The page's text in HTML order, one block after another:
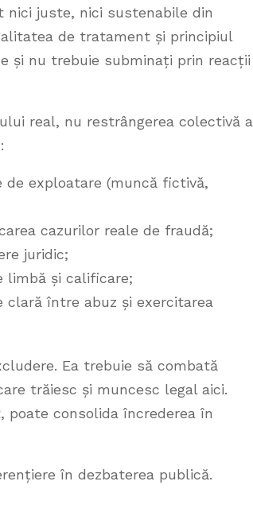
nici juste, nici sustenabile din
de tratament și principiul
și nu trebuie subminați prin reacții
real, nu restrângerea colectivă a
exploatare (muncă fictivă,
cazurilor reale de fraudă;
juridic;
limbă și calificare;
între abuz și exercitarea
Ea trebuie să combată
trăiesc și muncesc legal aici.
consolida încrederea în
în dezbaterea publică.